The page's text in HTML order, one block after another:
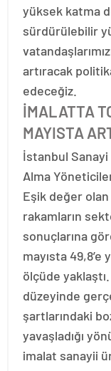
yüksek katma
sürdürülebilir
artıracak
edeceğiz.
İMALATTA
MAYISTA
İstanbul Sanayi
Alma
Eşik değer
rakamların
sonuçlarına
mayısta
ölçüde
düzeyinde
şartlarındaki
yavaşladığı
imalat sanayii